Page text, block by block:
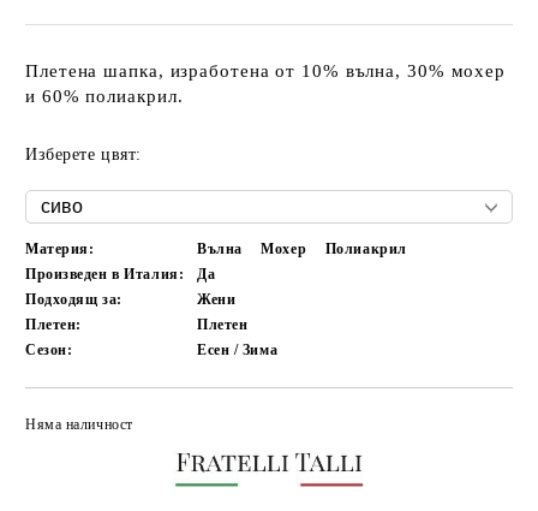
Плетена шапка, изработена от 10% вълна, 30% мохер
и 60% полиакрил.
Изберете цвят:
Материя: Вълна Мохер
Полиакрил
Произведен в Италия:
Да
Подходящ за:
Жени
Плетен:
Плетен
Сезон:
Есен / Зима
Няма наличност